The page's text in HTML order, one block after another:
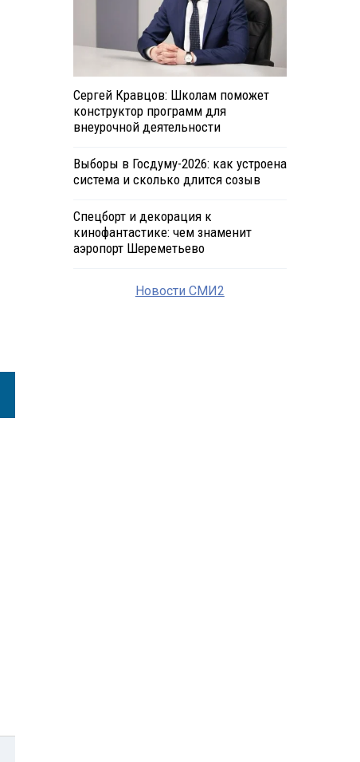
Сергей Кравцов: Школам поможет
конструктор программ для
внеурочной деятельности
Выборы в Госдуму-2026: как устроена
система и сколько длится созыв
Спецборт и декорация к
кинофантастике: чем знаменит
аэропорт Шереметьево
Новости СМИ2